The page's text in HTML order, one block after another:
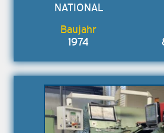
NATIONAL
1974